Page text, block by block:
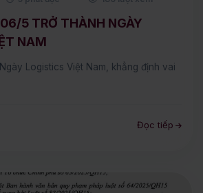
Đọc tiếp
5 TRỞ THÀNH NGÀY
NAM
Logistics Việt Nam, khẳng định vai